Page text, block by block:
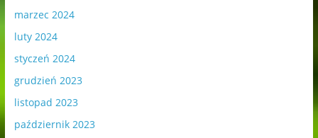
marzec 2024
luty 2024
styczeń 2024
grudzień 2023
listopad 2023
październik 2023